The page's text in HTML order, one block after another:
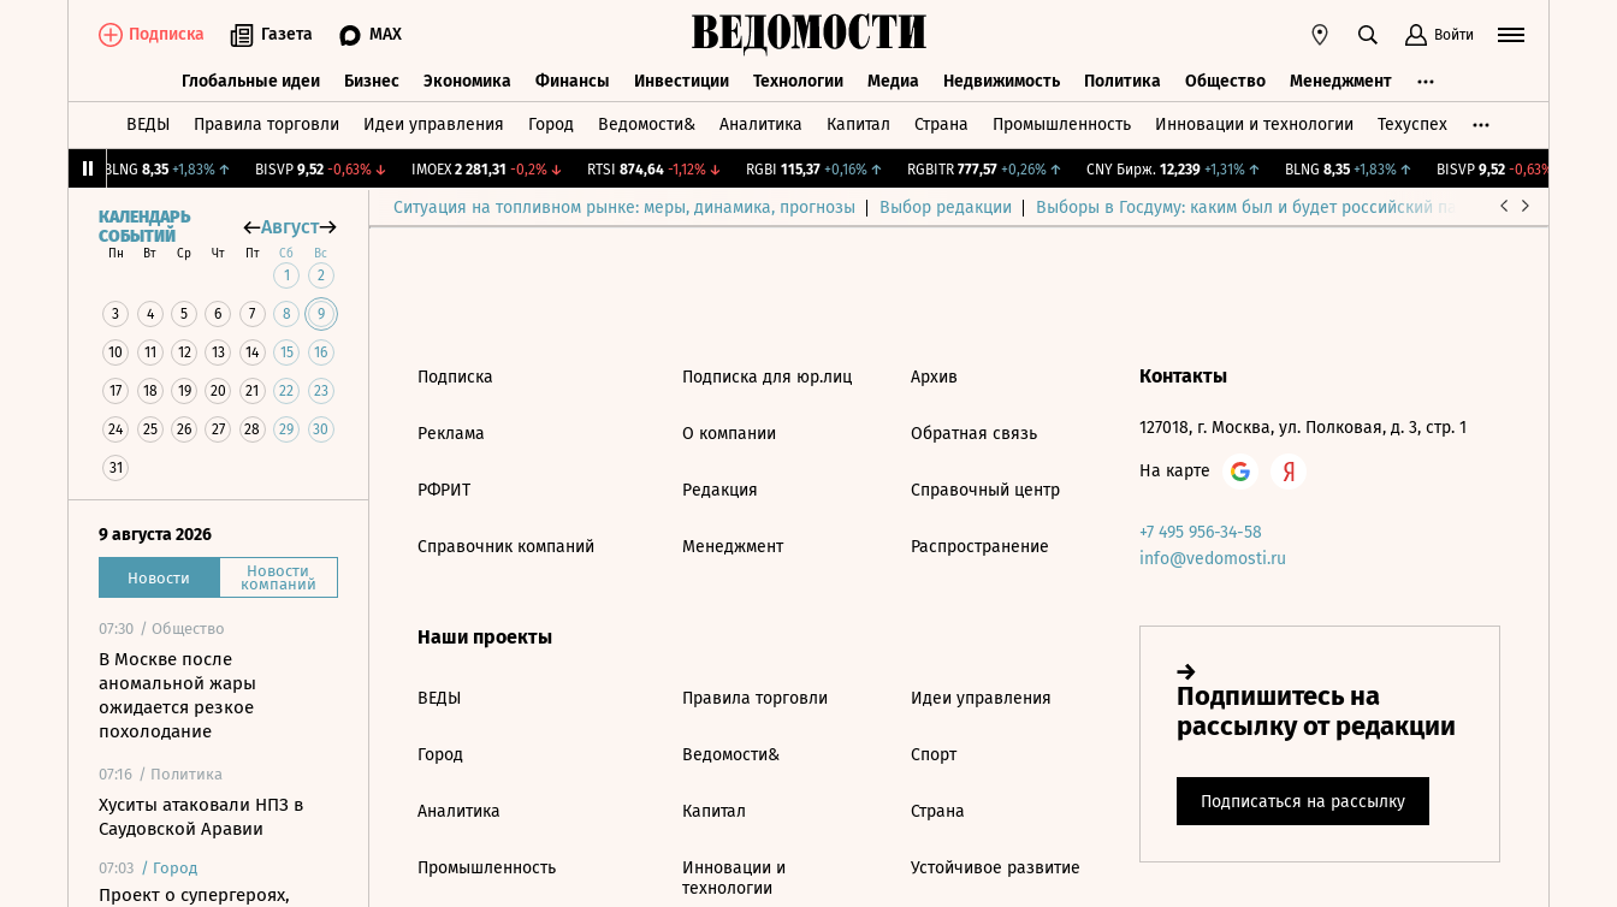
Подписка Газета MAX Войти
Глобальные идеи Бизнес Экономика Финансы Инвестиции Технологии Медиа Недвижимость Политика Общество Менеджмент
ВЕДЫ Правила торговли Идеи управления Город Ведомости& Аналитика Капитал Страна Промышленность Инновации и технологии Техуспех
BLNG 8,35 +1,83%↑ BISVP 9,52 -0,63%↓ IMOEX 2 281,31 -0,2%↓ RTSI 874,64 -1,12%↓ RGBI 115,37 +0,16%↑ RGBITR 777,57 +0,26%↑ CNY Бирж. 12,239 +1,31%↑ BLNG 8,35 +1,83%↑ BISVP 9,52 -0,63%↓
Ситуация на топливном рынке: меры, динамика, прогнозы Выбор редакции Выборы в Госдуму: каким был и будет российский парламент
КАЛЕНДАРЬ
СОБЫТИЙ
Август
Пн Вт Ср Чт Пт Сб Вс
1 2
3 4 5 6 7 8 9
10 11 12 13 14 15 16
17 18 19 20 21 22 23
24 25 26 27 28 29 30
31
9 августа 2026
Новости Новости
компаний
07:30 / Общество
В Москве после
аномальной жары
ожидается резкое
похолодание
07:16 / Политика
Хуситы атаковали НПЗ в
Саудовской Аравии
07:03 / Город
Проект о супергероях,
Подписка
Реклама
РФРИТ
Справочник компаний
Подписка для юр.лиц
О компании
Редакция
Менеджмент
Архив
Обратная связь
Справочный центр
Распространение
Наши проекты
ВЕДЫ
Город
Аналитика
Промышленность
Правила торговли
Ведомости&
Капитал
Инновации и
технологии
Идеи управления
Спорт
Страна
Устойчивое развитие
Контакты
127018, г. Москва, ул. Полковая, д. 3, стр. 1
На карте
+7 495 956-34-58
info@vedomosti.ru